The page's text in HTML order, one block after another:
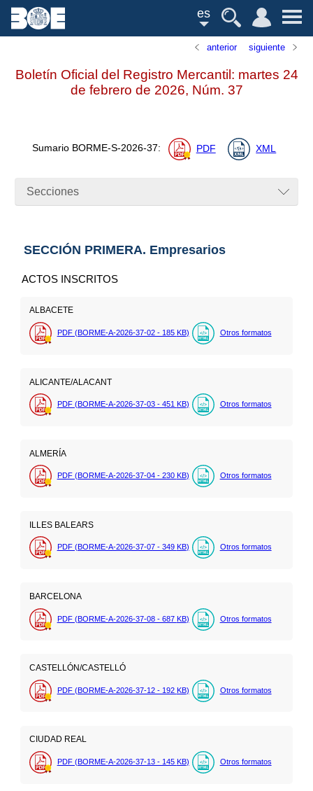
es
anterior siguiente
Boletín Oficial del Registro Mercantil: martes 24
de febrero de 2026, Núm. 37
Sumario BORME-S-2026-37: PDF XML
Secciones
SECCIÓN PRIMERA. Empresarios
ACTOS INSCRITOS
ALBACETE
PDF (BORME-A-2026-37-02 - 185 KB) Otros formatos
ALICANTE/ALACANT
PDF (BORME-A-2026-37-03 - 451 KB) Otros formatos
ALMERÍA
PDF (BORME-A-2026-37-04 - 230 KB) Otros formatos
ILLES BALEARS
PDF (BORME-A-2026-37-07 - 349 KB) Otros formatos
BARCELONA
PDF (BORME-A-2026-37-08 - 687 KB) Otros formatos
CASTELLÓN/CASTELLÓ
PDF (BORME-A-2026-37-12 - 192 KB) Otros formatos
CIUDAD REAL
PDF (BORME-A-2026-37-13 - 145 KB) Otros formatos